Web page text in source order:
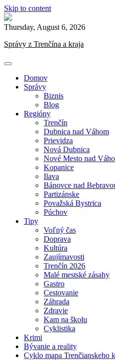
Skip to content
Thursday, August 6, 2026
Správy z Trenčína a kraja
Domov
Správy
Biznis
Blog
Regióny
Trenčín
Dubnica nad Váhom
Prievidza
Nová Dubnica
Nové Mesto nad
Kopanice
Ilava
Bánovce nad
Partizánske
Považská Bystrica
Púchov
Tipy
Voľný čas
Doprava
Kultúra
Zaujímavosti
Trenčín 2026
Malé mestské zásahy
Gastro
Cestovanie
Záhrada
Zdravie
Kam na školu
Cyklistika
Krimi
Bývanie a reality
Cyklo mapa Trenčianskeho